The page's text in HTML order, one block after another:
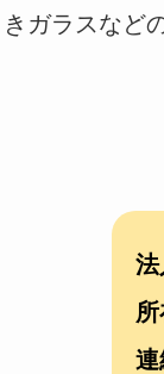
きガラスなど
法
所
連